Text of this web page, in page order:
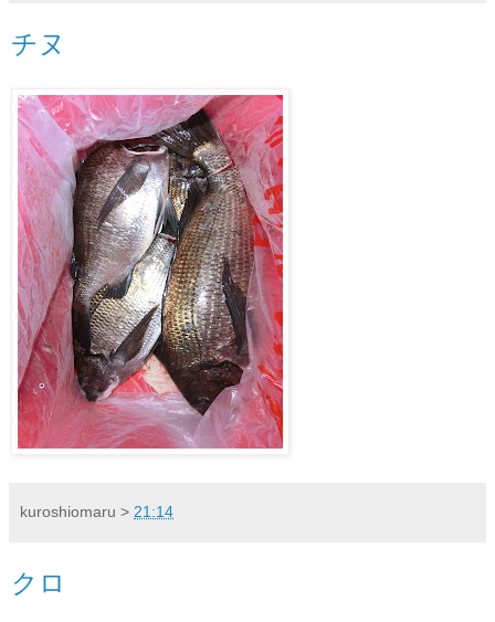
チヌ
kuroshiomaru > 21:14
クロ